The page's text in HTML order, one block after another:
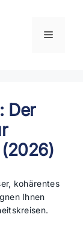
Menü
Der
kohärentes
Ihnen